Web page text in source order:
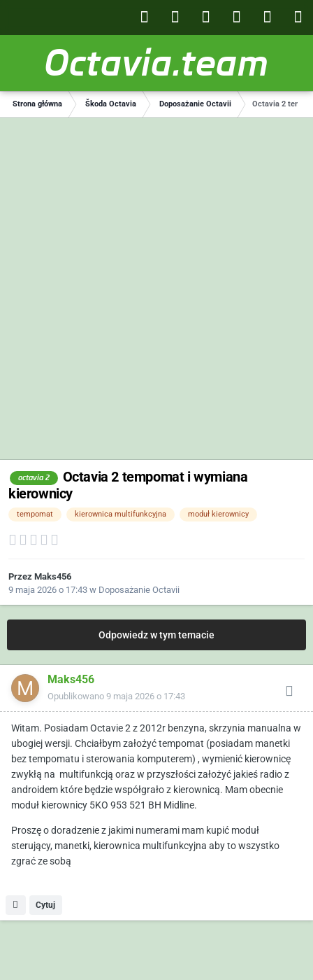
Octavia.team
Strona główna Škoda Octavia Doposażanie Octavii Octavia 2
octavia 2
Octavia 2 tempomat i wymiana
kierownicy
tempomat kierownica multifunkcyjna moduł kierownicy
Przez Maks456
9 maja 2026 o 17:43 w Doposażanie Octavii
Odpowiedz w tym temacie
Maks456
Opublikowano 9 maja 2026 o 17:43
Witam. Posiadam Octavie 2 z 2012r benzyna, skrzynia manualna w
ubogiej wersji. Chciałbym założyć tempomat (posiadam manetki
bez tempomatu i sterowania komputerem) , wymienić kierownicę
zwykłą na multifunkcją oraz w przyszłości założyć jakieś radio z
androidem które będzie współgrało z kierownicą. Mam obecnie
moduł kierownicy 5KO 953 521 BH Midline.
Proszę o doradzenie z jakimi numerami mam kupić moduł
sterujący, manetki, kierownica multifunkcyjna aby to wszystko
zgrać ze sobą
Cytuj